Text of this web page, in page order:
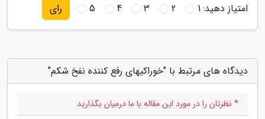
امتیاز دهید:1
2
3
4
5 رای
دیدگاه های مرتبط با "خوراکیهای رفع کننده نفخ شکم"
* نظرتان را در مورد این مقاله با ما درمیان بگذارید